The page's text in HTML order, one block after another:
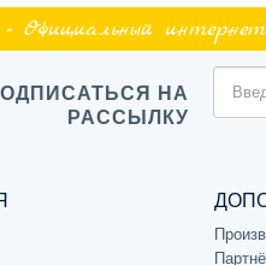
Официальный
НА
РАССЫЛКУ